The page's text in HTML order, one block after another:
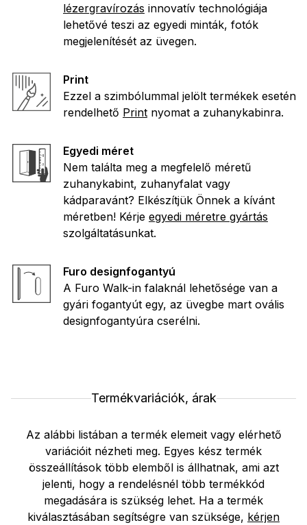
lézergravírozás innovatív technológiája
lehetővé teszi az egyedi minták, fotók
megjelenítését az üvegen.
Print
Ezzel a szimbólummal jelölt termékek esetén
rendelhető Print nyomat a zuhanykabinra.
Egyedi méret
Nem találta meg a megfelelő méretű
zuhanykabint, zuhanyfalat vagy
kádparavánt? Elkészítjük Önnek a kívánt
méretben! Kérje egyedi méretre gyártás
szolgáltatásunkat.
Furo designfogantyú
A Furo Walk-in falaknál lehetősége van a
gyári fogantyút egy, az üvegbe mart ovális
designfogantyúra cserélni.
Termékvariációk, árak
Az alábbi listában a termék elemeit vagy elérhető
variációit nézheti meg. Egyes kész termék
összeállítások több elemből is állhatnak, ami azt
jelenti, hogy a rendelésnél több termékkód
megadására is szükség lehet. Ha a termék
kiválasztásában segítségre van szüksége, kérjen